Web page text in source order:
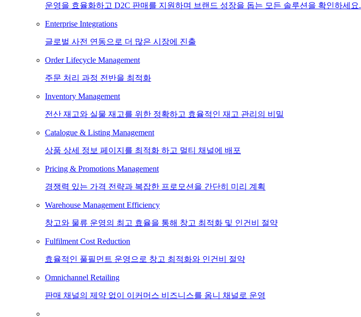
운영을 효율화하고 D2C 판매를 지원하며 브랜드 성장을 돕는 모든 솔루션을 확인하세요.
Enterprise Integrations
글로벌 사전 연동으로 더 많은 시장에 진출
Order Lifecycle Management
주문 처리 과정 전반을 최적화
Inventory Management
전산 재고와 실물 재고를 위한 정확하고 효율적인 재고 관리의 비밀
Catalogue & Listing Management
상품 상세 정보 페이지를 최적화 하고 멀티 채널에 배포
Pricing & Promotions Management
경쟁력 있는 가격 전략과 복잡한 프로모션을 간단히 미리 계획
Warehouse Management Efficiency
창고와 물류 운영의 최고 효율을 통해 창고 최적화 및 인건비 절약
Fulfilment Cost Reduction
효율적인 풀필먼트 운영으로 창고 최적화와 인건비 절약
Omnichannel Retailing
판매 채널의 제약 없이 이커머스 비즈니스를 옴니 채널로 운영